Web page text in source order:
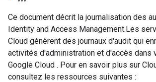
Ce document décrit la journalisation des
Identity and Access Management.Les
Cloud génèrent des journaux d'audit qui
activités d'administration et d'accès dans
Google Cloud . Pour en savoir plus sur
consultez les ressources suivantes :